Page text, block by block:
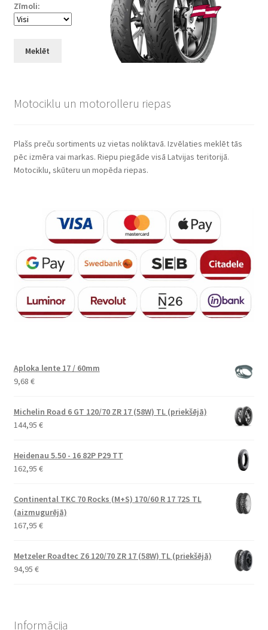
Zīmoli:
Meklēt
Motociklu un motorolleru riepas
Plašs preču sortiments uz vietas noliktavā. Izvēlaties meklēt tās
pēc izmēra vai markas. Riepu piegāde visā Latvijas teritorijā.
Motociklu, skūteru un mopēda riepas.
Aploka lente 17 / 60mm
9,68 €
Michelin Road 6 GT 120/70 ZR 17 (58W) TL (priekšējā)
144,95 €
Heidenau 5.50 - 16 82P P29 TT
162,95 €
Continental TKC 70 Rocks (M+S) 170/60 R 17 72S TL
(aizmugurējā)
167,95 €
Metzeler Roadtec Z6 120/70 ZR 17 (58W) TL (priekšējā)
94,95 €
Informācija